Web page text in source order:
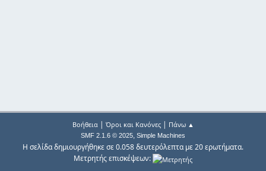
Βοήθεια| Όροι και Κανόνες| Πάνω ▲
SMF 2.1.6 © 2025, Simple Machines
Η σελίδα δημιουργήθηκε σε 0.058 δευτερόλεπτα με 20 ερωτήματα.
Μετρητής επισκέψεων: